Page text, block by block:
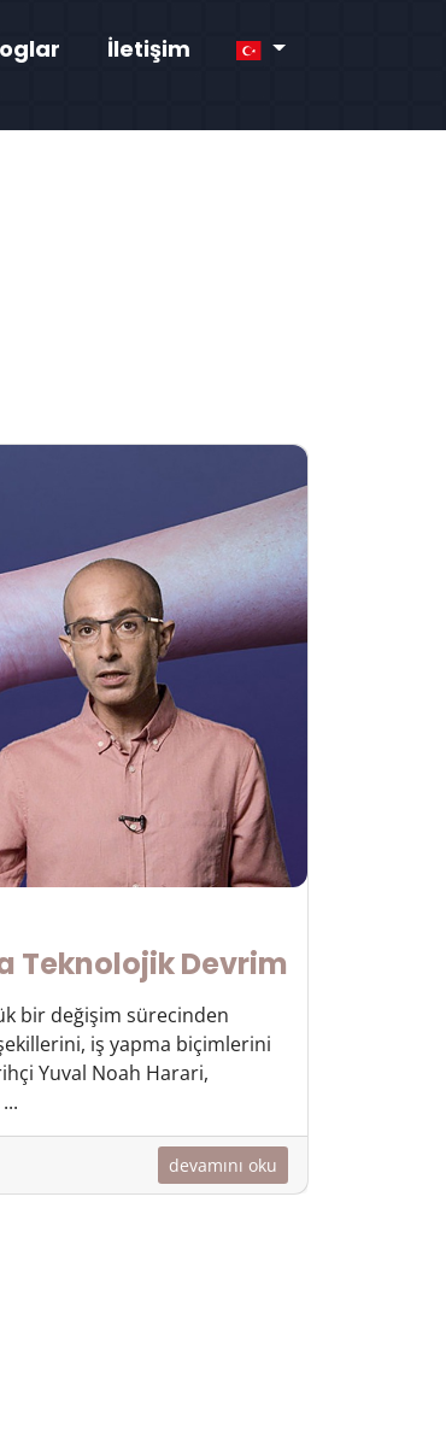
İletişim
Teknolojik Devrim
bir değişim sürecinden
iş yapma biçimlerini
Yuval Noah Harari,
devamını oku